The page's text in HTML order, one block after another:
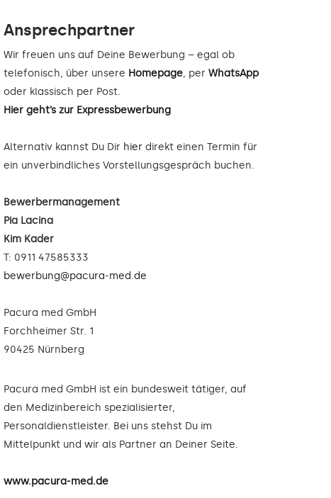
Ansprechpartner
Wir freuen uns auf Deine Bewerbung – egal ob
telefonisch, über unsere Homepage, per WhatsApp
oder klassisch per Post.
Hier geht’s zur Expressbewerbung
Alternativ kannst Du Dir hier direkt einen Termin für
ein unverbindliches Vorstellungsgespräch buchen.
Bewerbermanagement
Pia Lacina
Kim Kader
T: 0911 47585333
bewerbung@pacura-med.de
Pacura med GmbH
Forchheimer Str. 1
90425 Nürnberg
Pacura med GmbH ist ein bundesweit tätiger, auf
den Medizinbereich spezialisierter,
Personaldienstleister. Bei uns stehst Du im
Mittelpunkt und wir als Partner an Deiner Seite.
www.pacura-med.de